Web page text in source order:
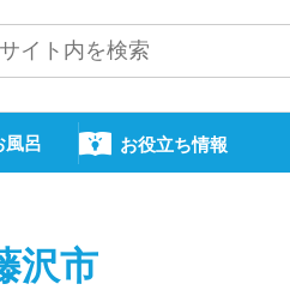
風呂 お役立ち情報
沢市